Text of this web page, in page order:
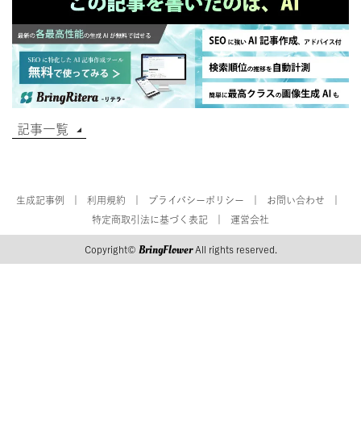
記事一覧
生成記事例 利用規約 プライバシーポリシー
お問い合わせ
特定商取引法に基づく表記
運営会社
Copyright© BringFlowerAll rights reserved.